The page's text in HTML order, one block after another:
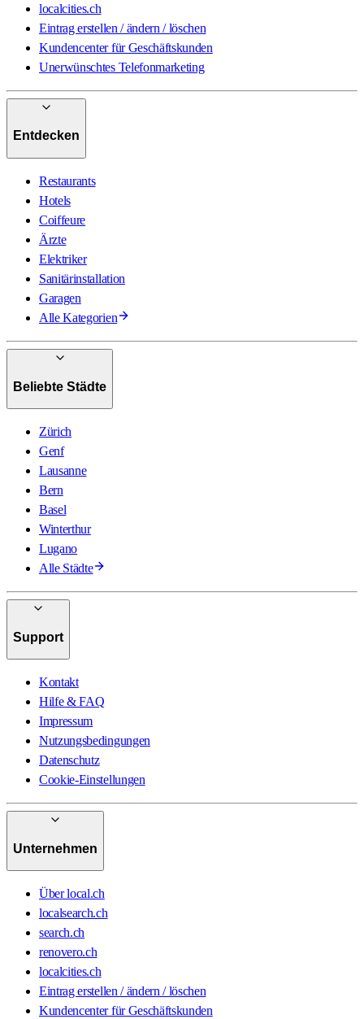
localcities.ch
Eintrag erstellen / ändern / löschen
Kundencenter für Geschäftskunden
Unerwünschtes Telefonmarketing
Entdecken
Restaurants
Hotels
Coiffeure
Ärzte
Elektriker
Sanitärinstallation
Garagen
Alle Kategorien
Beliebte Städte
Zürich
Genf
Lausanne
Bern
Basel
Winterthur
Lugano
Alle Städte
Support
Kontakt
Hilfe & FAQ
Impressum
Nutzungsbedingungen
Datenschutz
Cookie-Einstellungen
Unternehmen
Über local.ch
localsearch.ch
search.ch
renovero.ch
localcities.ch
Eintrag erstellen / ändern / löschen
Kundencenter für Geschäftskunden